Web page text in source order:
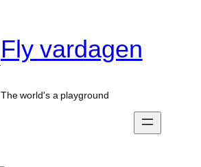
Fly vardagen
The world's a playground